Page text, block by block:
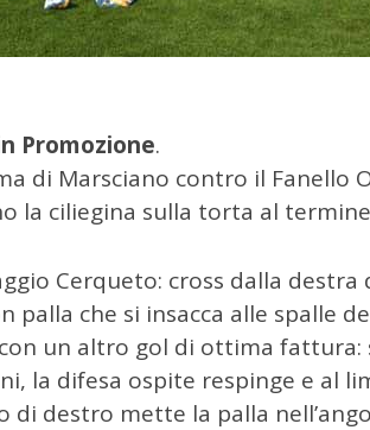
Promozione.
di Marsciano contro il Fanello
la ciliegina sulla torta al
Cerqueto: cross dalla
palla che si insacca alle spalle
un altro gol di ottima
la difesa ospite respinge e al
di destro mette la palla